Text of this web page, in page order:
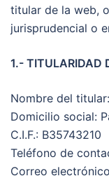
titular de la web,
jurisprudencial o
1.- TITULARIDAD
Nombre del
Domicilio social:
C.I.F.: B35743210
Teléfono de
Correo